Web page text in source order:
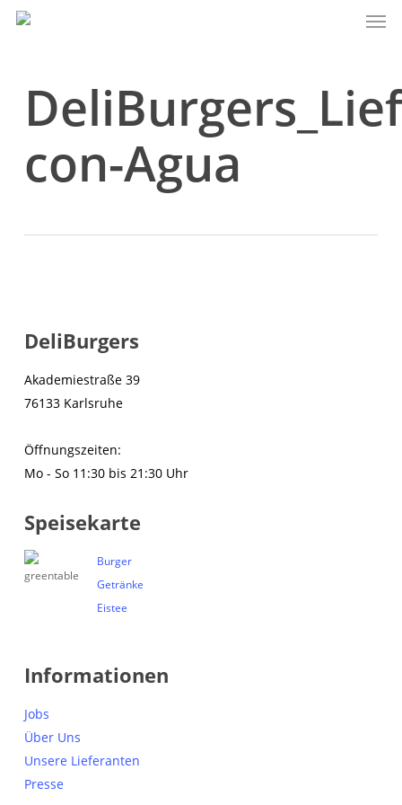
Skip
con-Agua
DeliBurgers
Akademiestraße 39
76133 Karlsruhe
Öffnungszeiten:
Mo - So 11:30 bis 21:30 Uhr
Speisekarte
Burger
Getränke
Eistee
Informationen
Jobs
Über Uns
Unsere Lieferanten
Presse